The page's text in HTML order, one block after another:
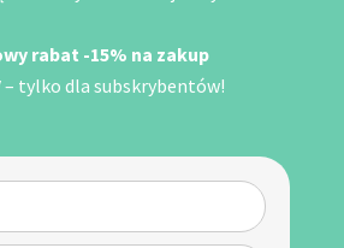
rabat -15% na zakup
– tylko dla subskrybentów!